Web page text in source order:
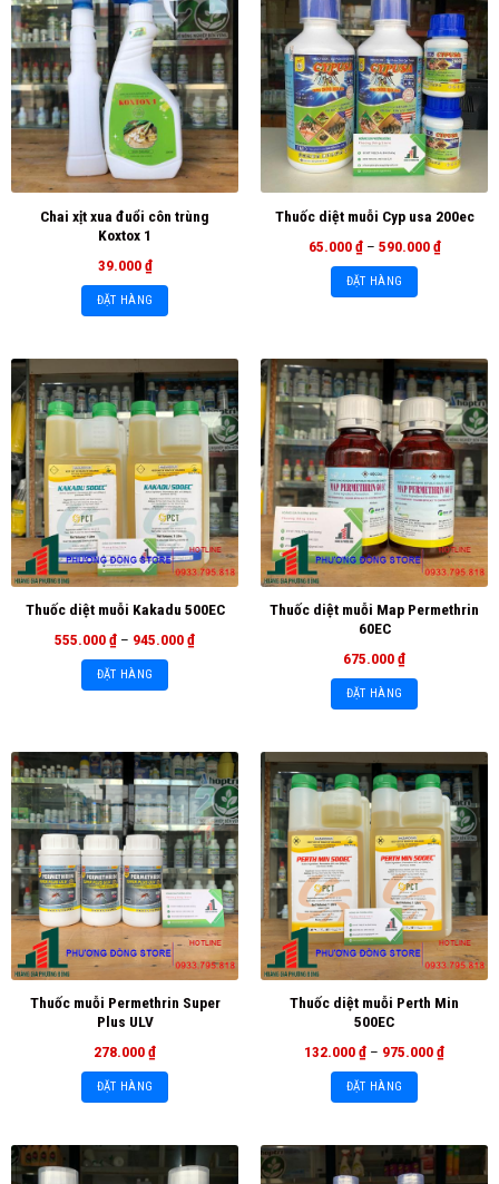
Chai xịt xua đuổi côn trùng
Koxtox 1
39.000₫
ĐẶT HÀNG
Thuốc diệt muỗi Cyp usa 200ec
65.000₫ – 590.000₫
ĐẶT HÀNG
Thuốc diệt muỗi Kakadu 500EC
555.000₫ – 945.000₫
ĐẶT HÀNG
Thuốc diệt muỗi Map Permethrin
60EC
675.000₫
ĐẶT HÀNG
Thuốc muỗi Permethrin Super
Plus ULV
278.000₫
ĐẶT HÀNG
Thuốc diệt muỗi Perth Min
500EC
132.000₫ – 975.000₫
ĐẶT HÀNG